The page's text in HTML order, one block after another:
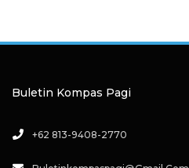
Buletin Kompas Pagi
+62 813-9408-2770